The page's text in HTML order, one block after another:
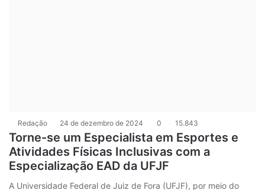
Redação 24 de dezembro de 2024 0 15.843
Torne-se um Especialista em Esportes e
Atividades Físicas Inclusivas com a
Especialização EAD da UFJF
A Universidade Federal de Juiz de Fora (UFJF), por meio do